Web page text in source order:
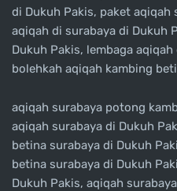
di Dukuh Pakis, paket aqiqah
aqiqah di surabaya di Dukuh
Dukuh Pakis, lembaga
bolehkah aqiqah kambing
aqiqah surabaya potong
aqiqah surabaya di Dukuh
betina surabaya di Dukuh
betina surabaya di Dukuh
Dukuh Pakis, aqiqah